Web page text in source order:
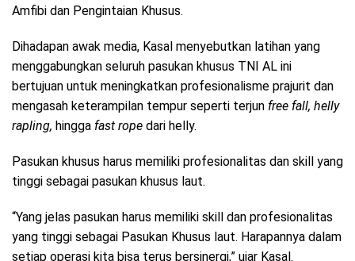
Amfibi dan Pengintaian Khusus.
Dihadapan awak media, Kasal menyebutkan latihan yang
menggabungkan seluruh pasukan khusus TNI AL ini
bertujuan untuk meningkatkan profesionalisme prajurit dan
mengasah keterampilan tempur seperti terjun free fall, helly
rapling, hingga fast rope dari helly.
Pasukan khusus harus memiliki profesionalitas dan skill yang
tinggi sebagai pasukan khusus laut.
“Yang jelas pasukan harus memiliki skill dan profesionalitas
yang tinggi sebagai Pasukan Khusus laut. Harapannya dalam
setiap operasi kita bisa terus bersinergi,” ujar Kasal.